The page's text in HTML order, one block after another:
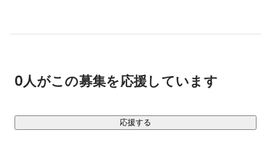
・業務系システム開発
・業務システムの開発
・スマホアプリの開発　など
0人がこの募集を応援しています
応援する